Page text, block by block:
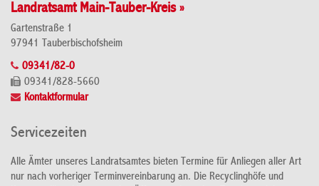
Landratsamt Main-Tauber-Kreis »
Gartenstraße 1
97941 Tauberbischofsheim
09341/82-0
09341/828-5660
Kontaktformular
Servicezeiten
Alle Ämter unseres Landratsamtes bieten Termine für Anliegen aller Art
nur nach vorheriger Terminvereinbarung an. Die Recyclinghöfe und